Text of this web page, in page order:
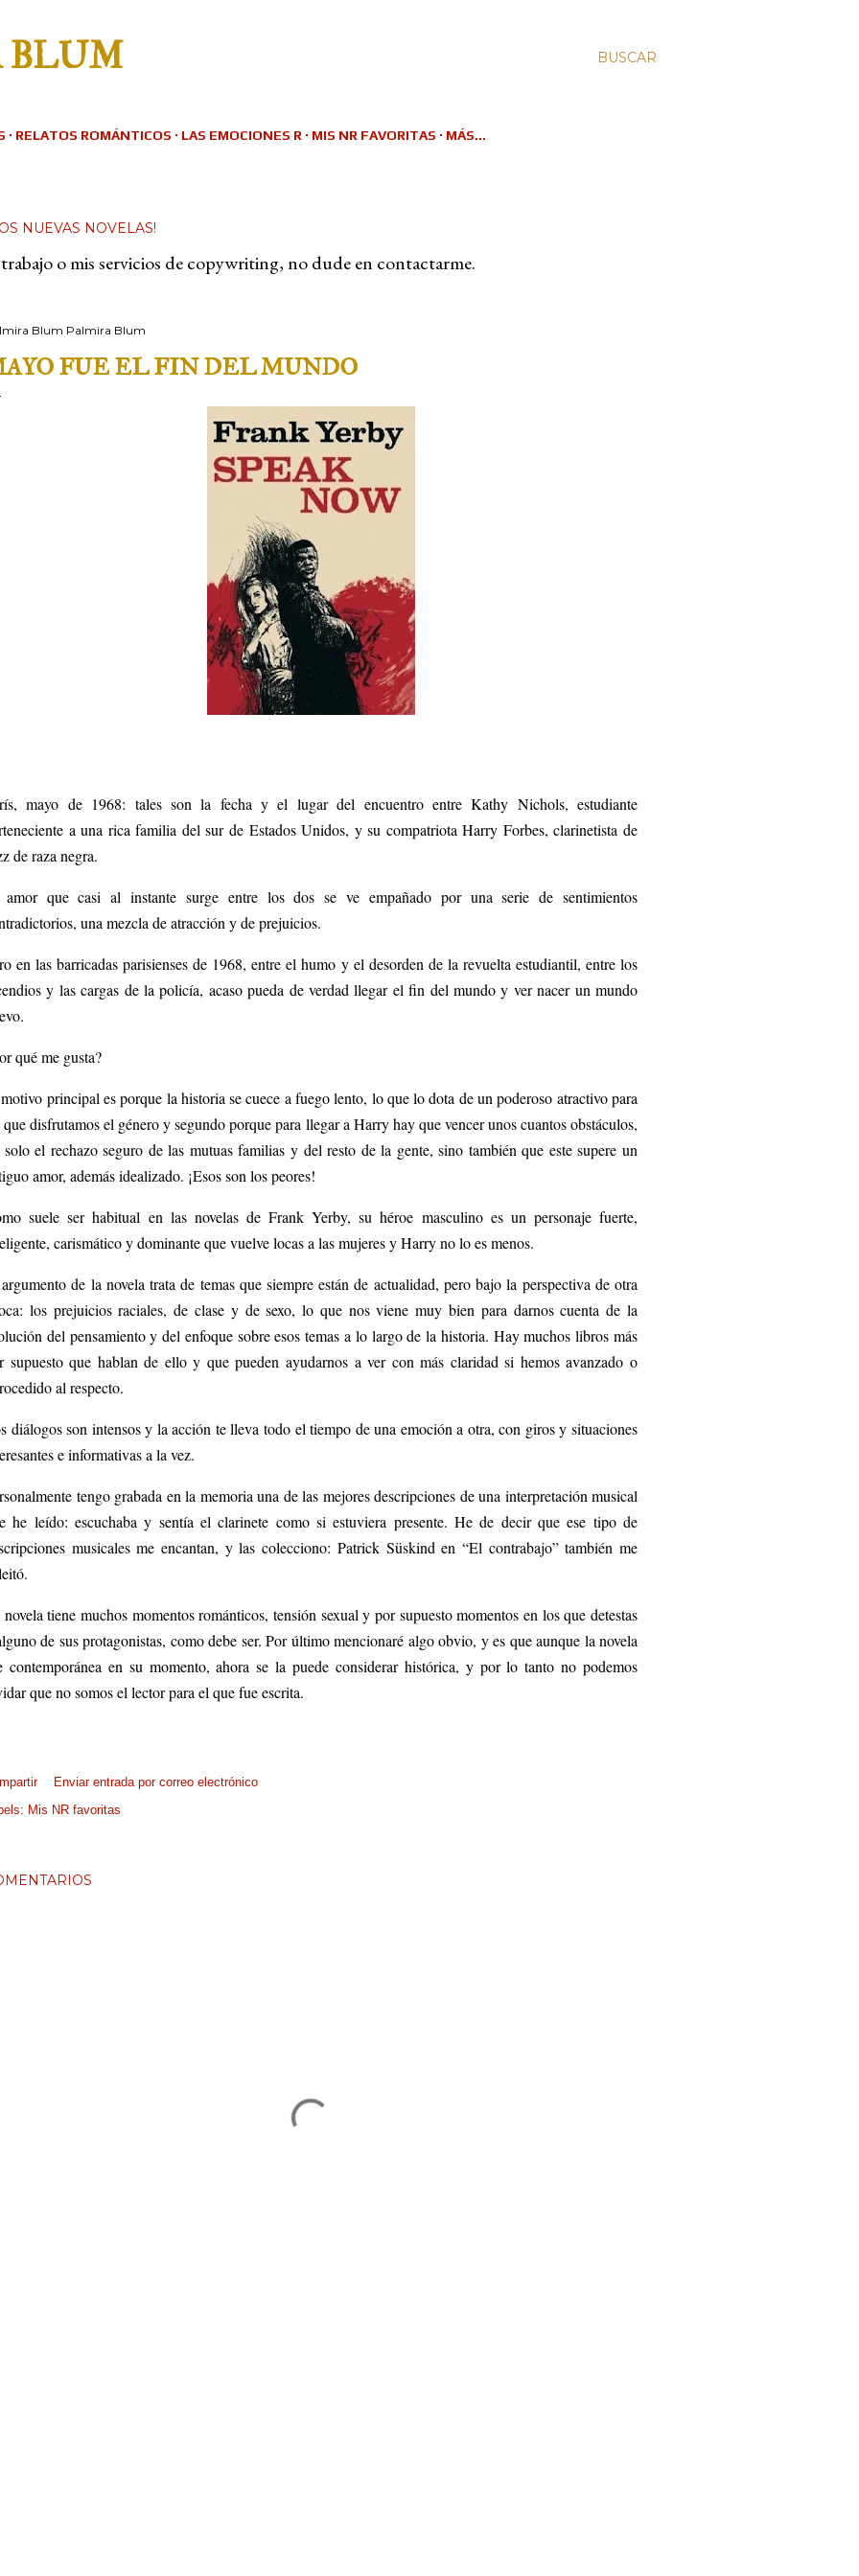
BUSCAR
BLUM
RELATOS ROMÁNTICOS LAS EMOCIONES R MIS NR FAVORITAS MÁS…
NUEVAS NOVELAS!
o mis servicios de copywriting, no dude en contactarme.
Blum Palmira Blum
FUE EL FIN DEL MUNDO
mayo de 1968: tales son la fecha y el lugar del encuentro entre Kathy Nichols, estudiante
a una rica familia del sur de Estados Unidos, y su compatriota Harry Forbes, clarinetista de
de raza negra.
que casi al instante surge entre los dos se ve empañado por una serie de sentimientos
una mezcla de atracción y de prejuicios.
en las barricadas parisienses de 1968, entre el humo y el desorden de la revuelta estudiantil, entre los
y las cargas de la policía, acaso pueda de verdad llegar el fin del mundo y ver nacer un mundo
qué me gusta?
principal es porque la historia se cuece a fuego lento, lo que lo dota de un poderoso atractivo para
que disfrutamos el género y segundo porque para llegar a Harry hay que vencer unos cuantos obstáculos,
el rechazo seguro de las mutuas familias y del resto de la gente, sino también que este supere un
amor, además idealizado. ¡Esos son los peores!
suele ser habitual en las novelas de Frank Yerby, su héroe masculino es un personaje fuerte,
carismático y dominante que vuelve locas a las mujeres y Harry no lo es menos.
de la novela trata de temas que siempre están de actualidad, pero bajo la perspectiva de otra
los prejuicios raciales, de clase y de sexo, lo que nos viene muy bien para darnos cuenta de la
del pensamiento y del enfoque sobre esos temas a lo largo de la historia. Hay muchos libros más
supuesto que hablan de ello y que pueden ayudarnos a ver con más claridad si hemos avanzado o
al respecto.
diálogos son intensos y la acción te lleva todo el tiempo de una emoción a otra, con giros y situaciones
e informativas a la vez.
tengo grabada en la memoria una de las mejores descripciones de una interpretación musical
he leído: escuchaba y sentía el clarinete como si estuviera presente. He de decir que ese tipo de
musicales me encantan, y las colecciono: Patrick Süskind en “El contrabajo” también me
tiene muchos momentos románticos, tensión sexual y por supuesto momentos en los que detestas
de sus protagonistas, como debe ser. Por último mencionaré algo obvio, y es que aunque la novela
contemporánea en su momento, ahora se la puede considerar histórica, y por lo tanto no podemos
que no somos el lector para el que fue escrita.
Enviar entrada por correo electrónico
Mis NR favoritas